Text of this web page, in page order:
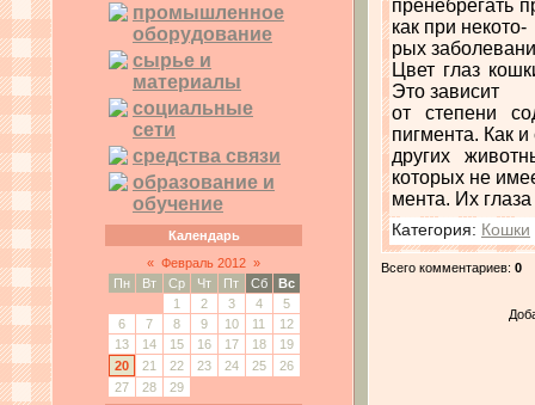
промышленное
оборудование
сырье и
материалы
социальные
сети
средства связи
образование и
обучение
Календарь
« Февраль 2012 »
Пн
Вт Ср Чт Пт Сб
Вс
1
2 3 4
5
6
7 8 9 10 11
12
13
14 15 16 17 18
19
20
21 22 23 24 25
26
27
28
29
пренебрегать
как при некото-
рых
Цвет глаз
Это зависит
от степени
пигмента. Как и
других
которых не
мента. Их
Категория: Кошки
Всего комментариев: 0